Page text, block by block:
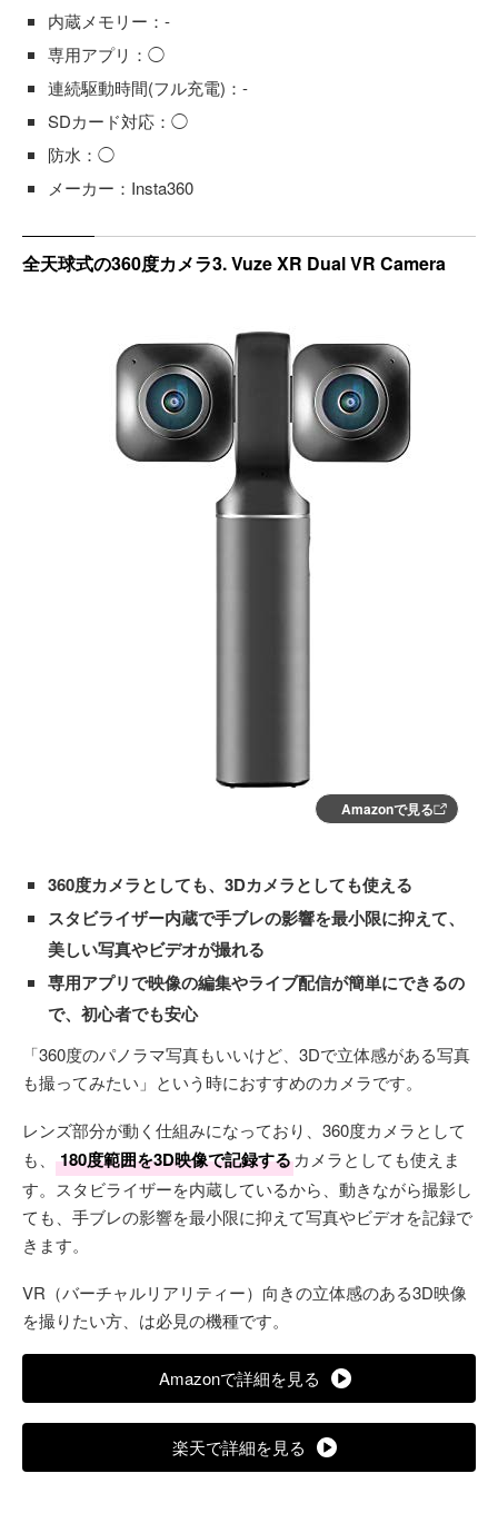
内蔵メモリー：-
専用アプリ：◯
連続駆動時間(フル充電)：-
SDカード対応：◯
防水：◯
メーカー：Insta360
全天球式の360度カメラ3. Vuze XR Dual VR Camera
Amazonで見る
360度カメラとしても、3Dカメラとしても使える
スタビライザー内蔵で手ブレの影響を最小限に抑えて、
美しい写真やビデオが撮れる
専用アプリで映像の編集やライブ配信が簡単にできるの
で、初心者でも安心
「360度のパノラマ写真もいいけど、3Dで立体感がある写真
も撮ってみたい」という時におすすめのカメラです。
レンズ部分が動く仕組みになっており、360度カメラとして
も、
180度範囲を3D映像で記録するカメラとしても使えま
す。スタビライザーを内蔵しているから、動きながら撮影し
ても、手ブレの影響を最小限に抑えて写真やビデオを記録で
きます。
VR（バーチャルリアリティー）向きの立体感のある3D映像
を撮りたい方、は必見の機種です。
Amazonで詳細を見る
楽天で詳細を見る